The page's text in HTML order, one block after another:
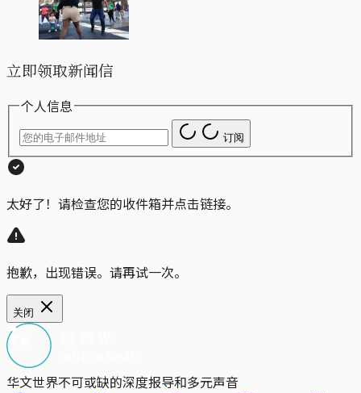
立即领取新闻信
个人信息
订阅
太好了！请检查您的收件箱并点击链接。
抱歉，出现错误。请再试一次。
关闭
华文世界不可或缺的深度报导和多元声音